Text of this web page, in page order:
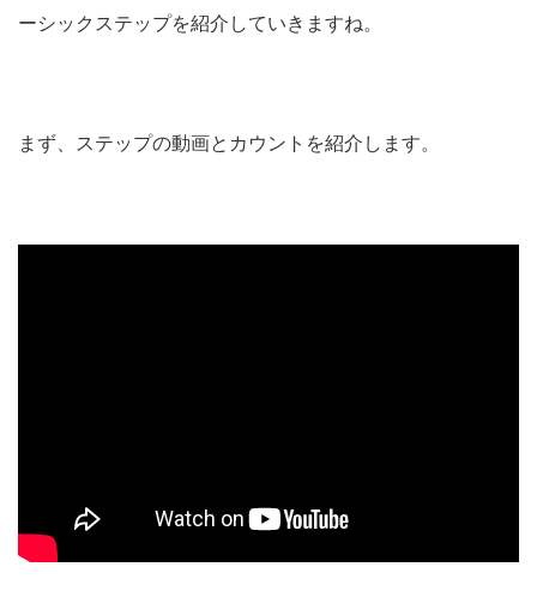
ーシックステップを紹介していきますね。
まず、ステップの動画とカウントを紹介します。